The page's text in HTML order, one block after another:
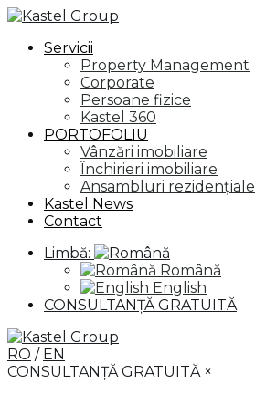
Servicii
Property Management
Corporate
Persoane fizice
Kastel 360
PORTOFOLIU
Vânzări imobiliare
Închirieri imobiliare
Ansambluri rezidențiale
Kastel News
Contact
Limbă:
Română
English
CONSULTANȚĂ GRATUITĂ
RO / EN
CONSULTANȚĂ GRATUITĂ ×